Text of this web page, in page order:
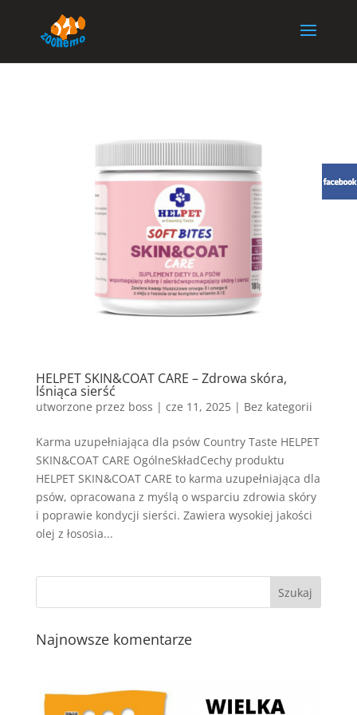
HELPET SKIN&COAT CARE – Zdrowa skóra,
lśniąca sierść
utworzone przez boss | cze 11, 2025| Bez kategorii
Karma uzupełniająca dla psów Country Taste HELPET
SKIN&COAT CARE OgólneSkładCechy produktu
HELPET SKIN&COAT CARE to karma uzupełniająca dla
psów, opracowana z myślą o wsparciu zdrowia skóry
i poprawie kondycji sierści. Zawiera wysokiej jakości
olej z łososia...
Najnowsze komentarze